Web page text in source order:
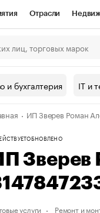
Отрасли
Проверка
валюты
и бухгалтерия IT и
ИП Зверев Роман
ОБНОВЛЕНО
услуги Ремонт и